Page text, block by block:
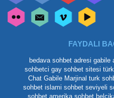
FAYDALI
bedava sohbet adresi gabile
sohbetci gay sohbet sitesi
Chat Gabile Marjinal turk
sohbet islami sohbet seviyeli
sohbet amerika sohbet